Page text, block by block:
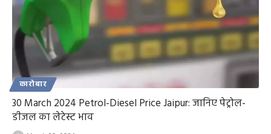
कारोबार
30 March 2024 Petrol-Diesel Price Jaipur: जानिए पेट्रोल-
डीजल का लेटेस्ट भाव